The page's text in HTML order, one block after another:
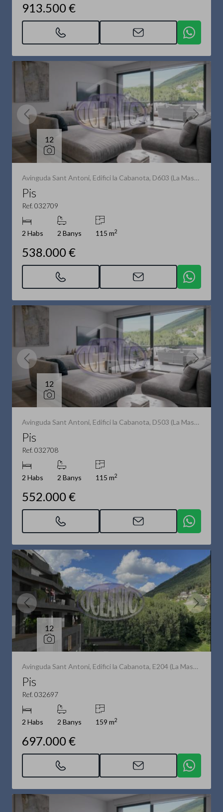
913.500 €
12
Avinguda Sant Antoni, Edifici la Cabanota, D603 (La Massana)
Pis
Ref. 032709
2 Habs 2 Banys 115 m2
538.000 €
12
Avinguda Sant Antoni, Edifici la Cabanota, D503 (La Massana)
Pis
Ref. 032708
2 Habs 2 Banys 115 m2
552.000 €
12
Avinguda Sant Antoni, Edifici la Cabanota, E204 (La Massana)
Pis
Ref. 032697
2 Habs 2 Banys 159 m2
697.000 €